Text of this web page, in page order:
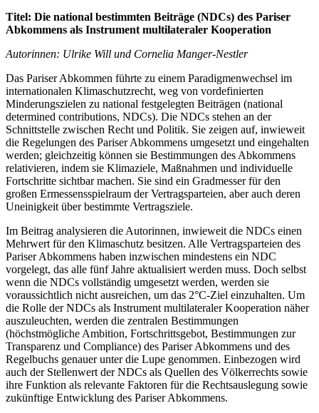
Titel: Die national bestimmten Beiträge (NDCs) des Pariser
Abkommens als Instrument multilateraler Kooperation
Autorinnen: Ulrike Will und Cornelia Manger-Nestler
Das Pariser Abkommen führte zu einem Paradigmenwechsel im
internationalen Klimaschutzrecht, weg von vordefinierten
Minderungszielen zu national festgelegten Beiträgen (national
determined contributions, NDCs). Die NDCs stehen an der
Schnittstelle zwischen Recht und Politik. Sie zeigen auf, inwieweit
die Regelungen des Pariser Abkommens umgesetzt und eingehalten
werden; gleichzeitig können sie Bestimmungen des Abkommens
relativieren, indem sie Klimaziele, Maßnahmen und individuelle
Fortschritte sichtbar machen. Sie sind ein Gradmesser für den
großen Ermessensspielraum der Vertragsparteien, aber auch deren
Uneinigkeit über bestimmte Vertragsziele.
Im Beitrag analysieren die Autorinnen, inwieweit die NDCs einen
Mehrwert für den Klimaschutz besitzen. Alle Vertragsparteien des
Pariser Abkommens haben inzwischen mindestens ein NDC
vorgelegt, das alle fünf Jahre aktualisiert werden muss. Doch selbst
wenn die NDCs vollständig umgesetzt werden, werden sie
voraussichtlich nicht ausreichen, um das 2°C-Ziel einzuhalten. Um
die Rolle der NDCs als Instrument multilateraler Kooperation näher
auszuleuchten, werden die zentralen Bestimmungen
(höchstmögliche Ambition, Fortschrittsgebot, Bestimmungen zur
Transparenz und Compliance) des Pariser Abkommens und des
Regelbuchs genauer unter die Lupe genommen. Einbezogen wird
auch der Stellenwert der NDCs als Quellen des Völkerrechts sowie
ihre Funktion als relevante Faktoren für die Rechtsauslegung sowie
zukünftige Entwicklung des Pariser Abkommens.